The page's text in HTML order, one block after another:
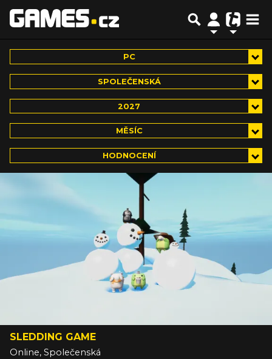
PC
SPOLEČENSKÁ
2027
MĚSÍC
HODNOCENÍ
SLEDDING GAME
Online, Společenská